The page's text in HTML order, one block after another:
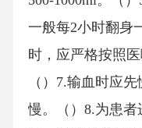
一般每2小时翻身
时，应严格按照
（）7.输血时应
慢。（）8.为患